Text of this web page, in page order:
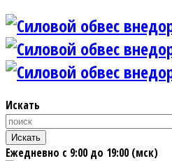
Искать
Искать
Ежедневно с 9:00 до 19:00 (мск)